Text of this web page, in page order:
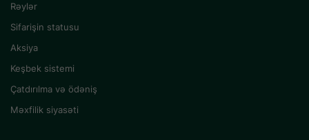
Rəylər
Sifarişin statusu
Aksiya
Keşbek sistemi
Çatdırılma və ödəniş
Məxfilik siyasəti